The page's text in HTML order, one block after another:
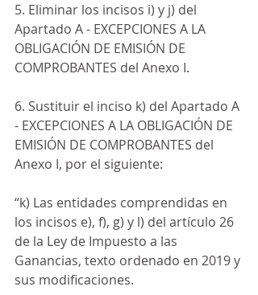
5. Eliminar los incisos i) y j) del
Apartado A - EXCEPCIONES A LA
OBLIGACIÓN DE EMISIÓN DE
COMPROBANTES del Anexo I.
6. Sustituir el inciso k) del Apartado A
- EXCEPCIONES A LA OBLIGACIÓN DE
EMISIÓN DE COMPROBANTES del
Anexo I, por el siguiente:
“k) Las entidades comprendidas en
los incisos e), f), g) y l) del artículo 26
de la Ley de Impuesto a las
Ganancias, texto ordenado en 2019 y
sus modificaciones.